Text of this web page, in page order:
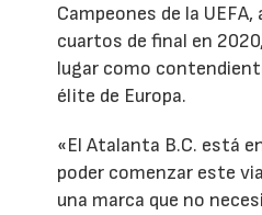
Campeones de la
cuartos de final en
lugar como
élite de Europa.
«El Atalanta B.C. está
poder comenzar este
una marca que no